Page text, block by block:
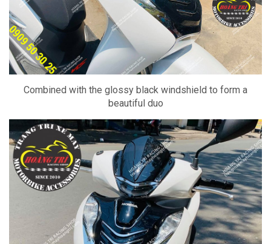
Combined with the glossy black windshield to form a
beautiful duo